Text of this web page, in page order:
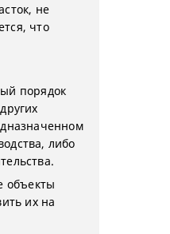
не
что
порядок
либо
объекты
их на